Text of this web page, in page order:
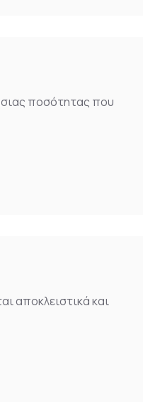
ποσότητας που
αποκλειστικά και